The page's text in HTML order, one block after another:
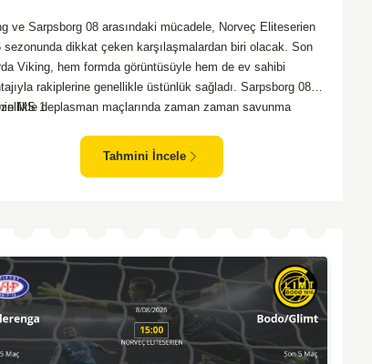
ve Sarpsborg 08 arasındaki mücadele, Norveç Eliteserien
sezonunda dikkat çeken karşılaşmalardan biri olacak. Son
Viking, hem formda görüntüsüyle hem de ev sahibi
rakiplerine genellikle üstünlük sağladı. Sarpsborg 08
deplasman maçlarında zaman zaman savunma
kontrollü oynaması, onları favori yapıyor. Sarpsborg'un
MS 1
Tahmini İncele